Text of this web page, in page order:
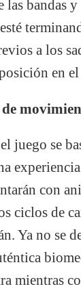
las bandas
a los
en el
juego se
con
ciclos de
Ya no se
mientras